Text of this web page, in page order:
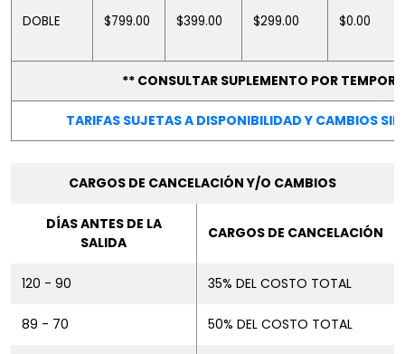
DOBLE $799.00 $399.00 $299.00 $0.00
** CONSULTAR SUPLEMENTO POR
TARIFAS SUJETAS A DISPONIBILIDAD Y CAMBIOS
CARGOS DE CANCELACIÓN Y/O CAMBIOS
DÍAS ANTES DE LA
SALIDA
CARGOS DE CANCELACIÓN
120 - 90 35% DEL COSTO TOTAL
89 - 70 50% DEL COSTO TOTAL